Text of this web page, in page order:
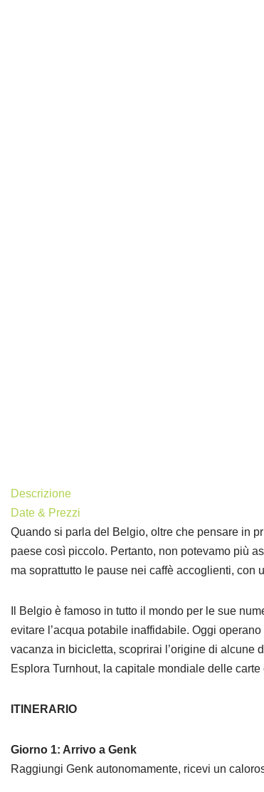
Descrizione
Date & Prezzi
Quando si parla del Belgio, oltre che pensare in
paese così piccolo. Pertanto, non potevamo più
ma soprattutto le pause nei caffè accoglienti, con
Il Belgio è famoso in tutto il mondo per le sue
evitare l’acqua potabile inaffidabile. Oggi
vacanza in bicicletta, scoprirai l’origine di
Esplora Turnhout, la capitale mondiale delle
ITINERARIO
Giorno 1: Arrivo a Genk
Raggiungi Genk autonomamente, ricevi un